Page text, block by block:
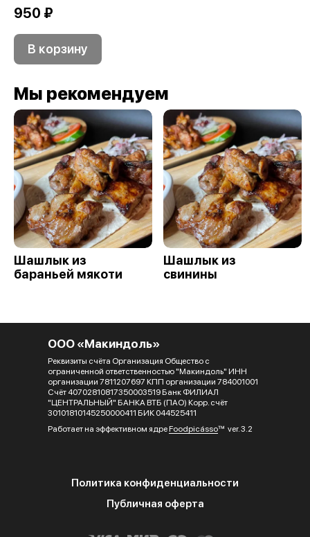
950 ₽
В корзину
Мы рекомендуем
Шашлык из
бараньей мякоти
Шашлык из
свинины
ООО «Макиндоль»
Реквизиты счёта Организация Общество с
ограниченной ответственностью "Макиндоль" ИНН
организации 7811207697 КПП организации 784001001
Счёт 40702810817350003519 Банк ФИЛИАЛ
"ЦЕНТРАЛЬНЫЙ" БАНКА ВТБ (ПАО) Корр. счёт
30101810145250000411 БИК 044525411
Работает на эффективном ядреFoodpicássover. 3.2
Политика конфиденциальности
Публичная оферта